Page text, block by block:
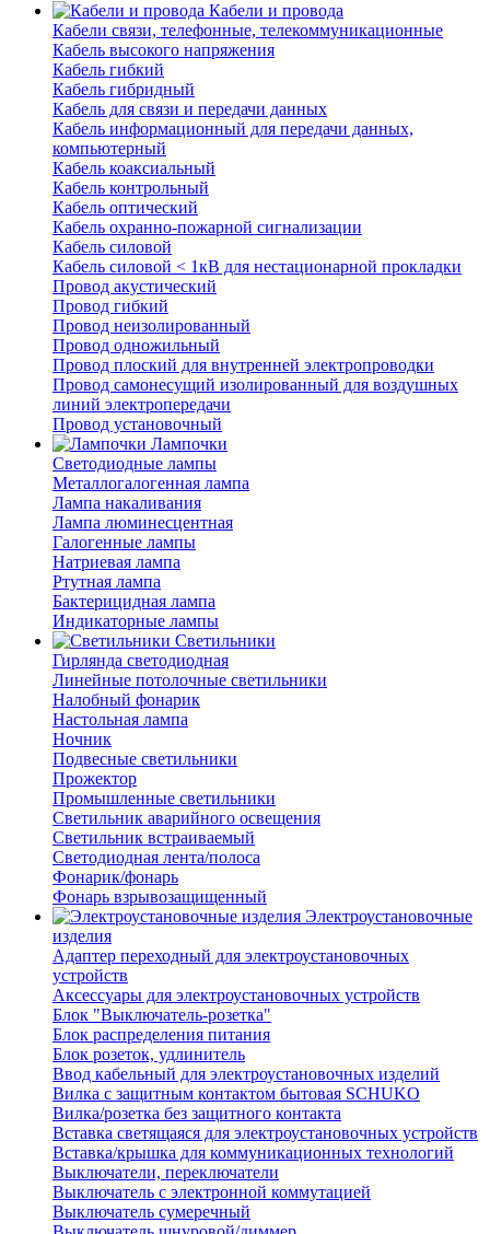
Кабели и провода
Кабели связи, телефонные, телекоммуникационные
Кабель высокого напряжения
Кабель гибкий
Кабель гибридный
Кабель для связи и передачи данных
Кабель информационный для передачи данных,
компьютерный
Кабель коаксиальный
Кабель контрольный
Кабель оптический
Кабель охранно-пожарной сигнализации
Кабель силовой
Кабель силовой < 1кВ для нестационарной прокладки
Провод акустический
Провод гибкий
Провод неизолированный
Провод одножильный
Провод плоский для внутренней электропроводки
Провод самонесущий изолированный для воздушных
линий электропередачи
Провод установочный
Лампочки
Светодиодные лампы
Металлогалогенная лампа
Лампа накаливания
Лампа люминесцентная
Галогенные лампы
Натриевая лампа
Ртутная лампа
Бактерицидная лампа
Индикаторные лампы
Светильники
Гирлянда светодиодная
Линейные потолочные светильники
Налобный фонарик
Настольная лампа
Ночник
Подвесные светильники
Прожектор
Промышленные светильники
Светильник аварийного освещения
Светильник встраиваемый
Светодиодная лента/полоса
Фонарик/фонарь
Фонарь взрывозащищенный
Электроустановочные
изделия
Адаптер переходный для электроустановочных
устройств
Аксессуары для электроустановочных устройств
Блок "Выключатель-розетка"
Блок распределения питания
Блок розеток, удлинитель
Ввод кабельный для электроустановочных изделий
Вилка с защитным контактом бытовая SCHUKO
Вилка/розетка без защитного контакта
Вставка светящаяся для электроустановочных устройств
Вставка/крышка для коммуникационных технологий
Выключатели, переключатели
Выключатель с электронной коммутацией
Выключатель сумеречный